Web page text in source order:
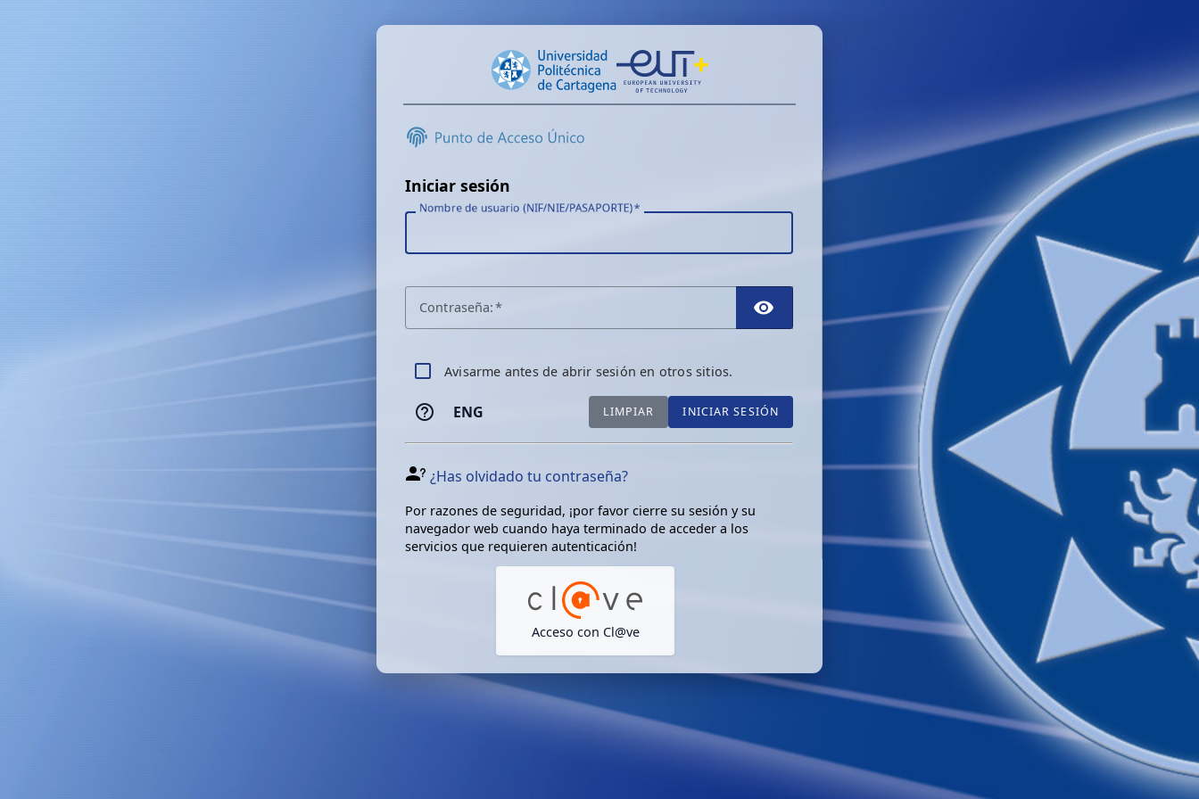
Iniciar sesión
Nombre de usuario (NIF/NIE/PASAPORTE)
Contraseña: TOGGLE PASSWORD
Avisarme antes de abrir sesión en otros sitios.
ENG LIMPIAR INICIAR SESIÓN
¿Has olvidado tu contraseña?
Por razones de seguridad, ¡por favor cierre su sesión y su
navegador web cuando haya terminado de acceder a los
servicios que requieren autenticación!